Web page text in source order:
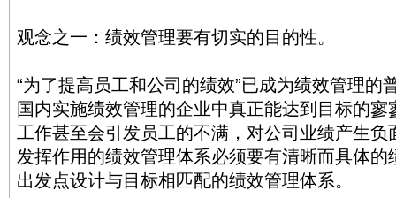
观念之一：绩效管理要有切实的目的性。
“为了提高员工和公司的绩效”已成为绩效管理的
国内实施绩效管理的企业中真正能达到目标的
工作甚至会引发员工的不满，对公司业绩产生负
发挥作用的绩效管理体系必须要有清晰而具体
出发点设计与目标相匹配的绩效管理体系。